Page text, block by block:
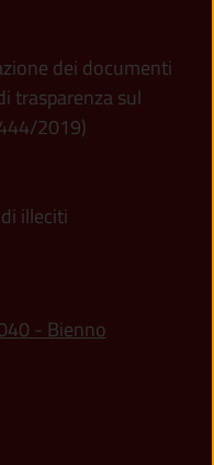
dei documenti
trasparenza sul
2019)
illeciti
- Bienno